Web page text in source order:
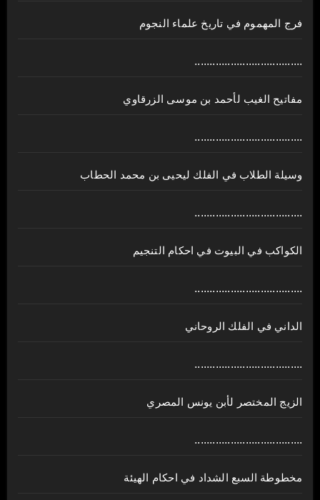
فرج المهموم في تاريخ علماء النجوم
....................................
مفاتيح الغيب لأحمد بن موسى الزرقاوي
....................................
وسيلة الطلاب في الفلك ليحيى بن محمد الحطاب
....................................
الكواكب في البيوت في احكام التنجيم
....................................
الداني في الفلك الروحاني
....................................
الزيج المختصر لأبن يونس المصري
....................................
مخطوطة السبع الشداد في احكام الهيئة